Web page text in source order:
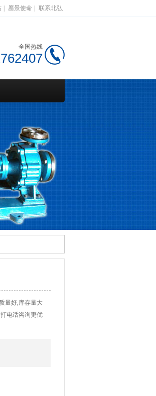
愿景使命 联系北弘
全国热线
量好,库存量大
电话咨询更优